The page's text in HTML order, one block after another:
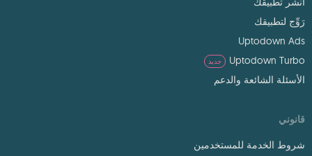
رَوِّج لتطبيقك
Uptodown Ads
Uptodown Turbo
جديد
الأسئلة الشائعة والدعم
قانوني
شروط الخدمة للمستخدمين